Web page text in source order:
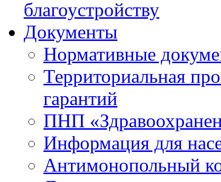
благоустройству
Документы
Нормативные
Территориальная
гарантий
ПНП
Информация для
Антимонопольный